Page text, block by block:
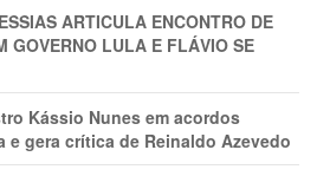
ARTICULA ENCONTRO DE
GOVERNO LULA E FLÁVIO SE
Kássio Nunes em acordos
e gera crítica de Reinaldo Azevedo